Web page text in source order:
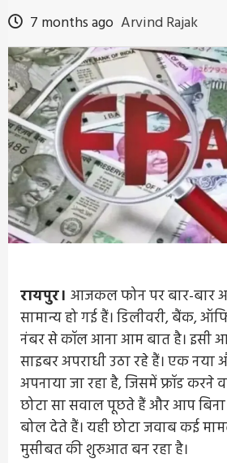
7 months ago Arvind Rajak
रायपुर। आजकल फोन पर बार-बार
सामान्य हो गई हैं। डिलीवरी, बैंक,
नंबर से कॉल आना आम बात है। इसी
साइबर अपराधी उठा रहे हैं। एक
अपनाया जा रहा है, जिसमें फ्रॉड
छोटा सा सवाल पूछते हैं और आप बिना
बोल देते हैं। यही छोटा जवाब कई
मुसीबत की शुरुआत बन रहा है।